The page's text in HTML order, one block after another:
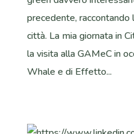
precedente,
città. La mia giornata in
la visita alla GAMeC in
Whale e di Effetto...